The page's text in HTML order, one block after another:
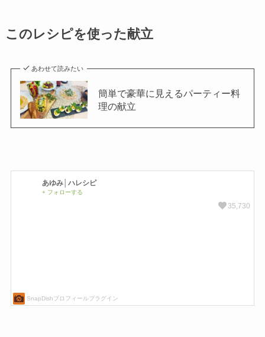
このレシピを使った献立
あわせて読みたい
簡単で豪華に見えるパーティー料
理の献立